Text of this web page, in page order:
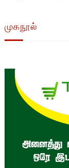
முகநூல்